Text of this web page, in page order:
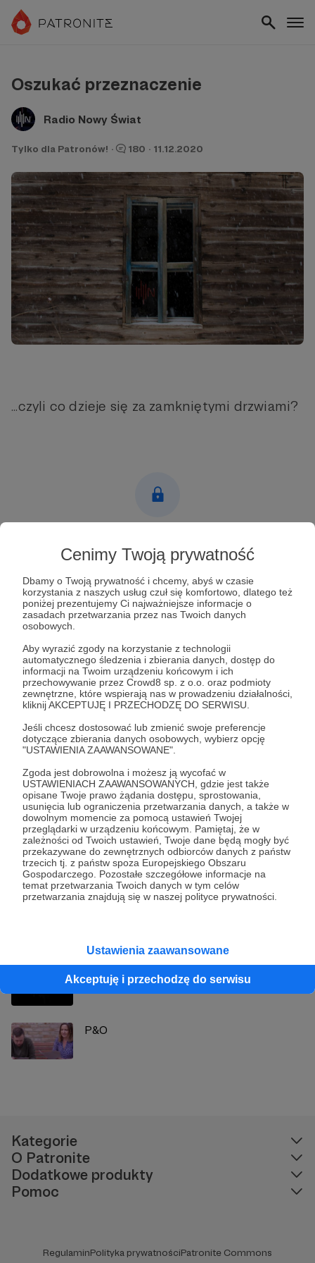
Cenimy Twoją prywatność
Dbamy o Twoją prywatność i chcemy, abyś w czasie
korzystania z naszych usług czuł się komfortowo, dlatego też
poniżej prezentujemy Ci najważniejsze informacje o
zasadach przetwarzania przez nas Twoich danych
osobowych.
Aby wyrazić zgody na korzystanie z technologii
automatycznego śledzenia i zbierania danych, dostęp do
informacji na Twoim urządzeniu końcowym i ich
przechowywanie przez Crowd8 sp. z o.o. oraz podmioty
zewnętrzne, które wspierają nas w prowadzeniu działalności,
kliknij AKCEPTUJĘ I PRZECHODZĘ DO SERWISU.
Jeśli chcesz dostosować lub zmienić swoje preferencje
dotyczące zbierania danych osobowych, wybierz opcję
"USTAWIENIA ZAAWANSOWANE".
Zgoda jest dobrowolna i możesz ją wycofać w
USTAWIENIACH ZAAWANSOWANYCH, gdzie jest także
opisane Twoje prawo żądania dostępu, sprostowania,
usunięcia lub ograniczenia przetwarzania danych, a także w
dowolnym momencie za pomocą ustawień Twojej
przeglądarki w urządzeniu końcowym. Pamiętaj, że w
zależności od Twoich ustawień, Twoje dane będą mogły być
przekazywane do zewnętrznych odbiorców danych z państw
trzecich tj. z państw spoza Europejskiego Obszaru
Gospodarczego. Pozostałe szczegółowe informacje na
temat przetwarzania Twoich danych w tym celów
przetwarzania znajdują się w naszej polityce prywatności.
Ustawienia zaawansowane
Akceptuję i przechodzę do serwisu
Oszukać przeznaczenie
Radio Nowy Świat
Tylko dla Patronów! · 180 · 11.12.2020
...czyli co dzieje się za zamkniętymi drzwiami?
Aby zobaczyć ten materiał musisz być zalogowany
Zostań Patronem
Udostępnij
Radio Nowy Świat
Zobacz profil autora
Zobacz również
Wszyscy wszystkim ślą...
P&O
Kategorie
O Patronite
Dodatkowe produkty
Pomoc
RegulaminPolityka prywatnościPatronite Commons